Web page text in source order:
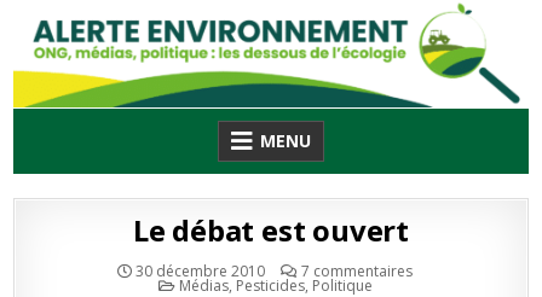
content
MENU
Le débat est ouvert
30 décembre 2010 7 commentairessur
Publié
Médias, Pesticides, Politique